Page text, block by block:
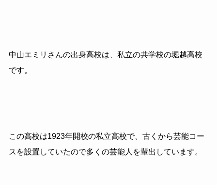
中山エミリさんの出身高校は、私立の共学校の堀越高校
です。
この高校は1923年開校の私立高校で、古くから芸能コー
スを設置していたので多くの芸能人を輩出しています。